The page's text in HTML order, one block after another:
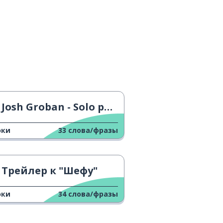
Josh Groban - Solo por Ti
33 слова/фразы
Трейлер к "Шефу"
34 слова/фразы